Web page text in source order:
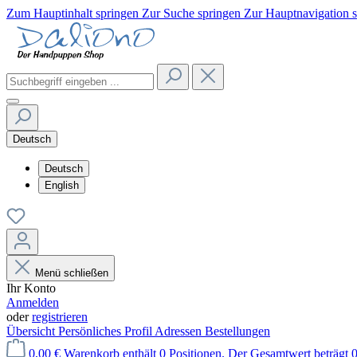
Zum Hauptinhalt springen Zur Suche springen Zur Hauptnavigation
Deutsch
Deutsch
English
Menü schließen
Ihr Konto
Anmelden
oderregistrieren
Übersicht Persönliches Profil Adressen Bestellungen
0,00 € Warenkorb enthält 0 Positionen. Der Gesamtwert beträgt